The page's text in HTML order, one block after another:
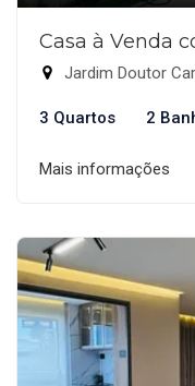
Casa à Venda
Jardim Doutor Carlos
3 Quartos 2
Mais informações